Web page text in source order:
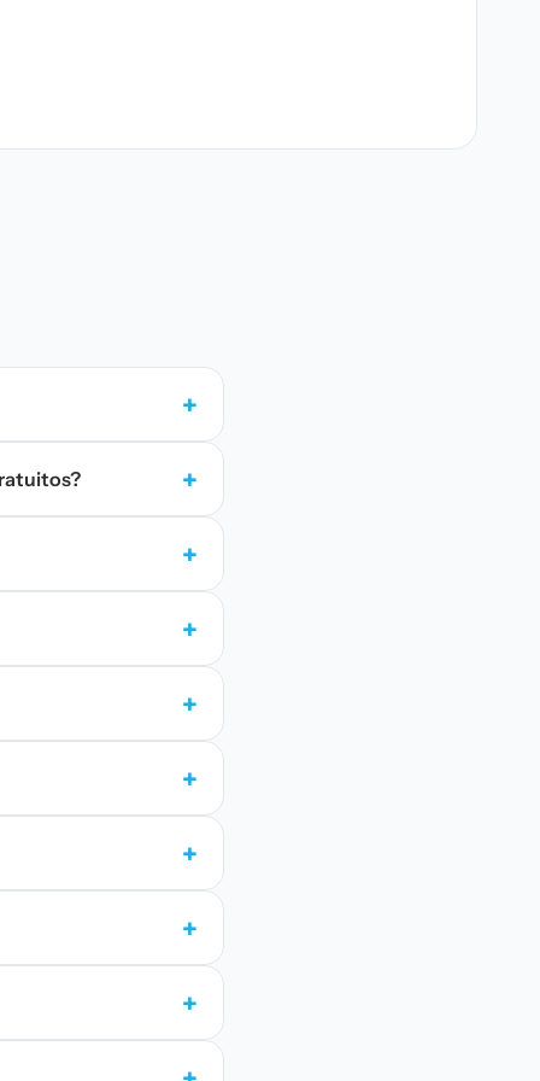
+
+
+
+
+
+
+
+
+